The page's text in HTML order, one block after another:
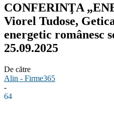
CONFERINŢA
Viorel Tudose,
energetic românesc
25.09.2025
De către
Alin - Firme365
-
64